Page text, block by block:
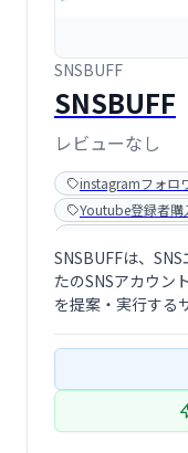
SNSBUFF
SNSBUFF
レビューなし
instagramフォロ
Youtube登録者購
インフルエンサ
SNSBUFFは、
たのSNSアカウン
を提案・実行する
ォロワー増加やエ
SNSを「BUFF（